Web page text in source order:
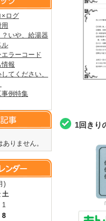
1回きり
×ログ
いや、給湯器
ル
ラーコード
報
てください、
例特集
りません。
)
土
1
8